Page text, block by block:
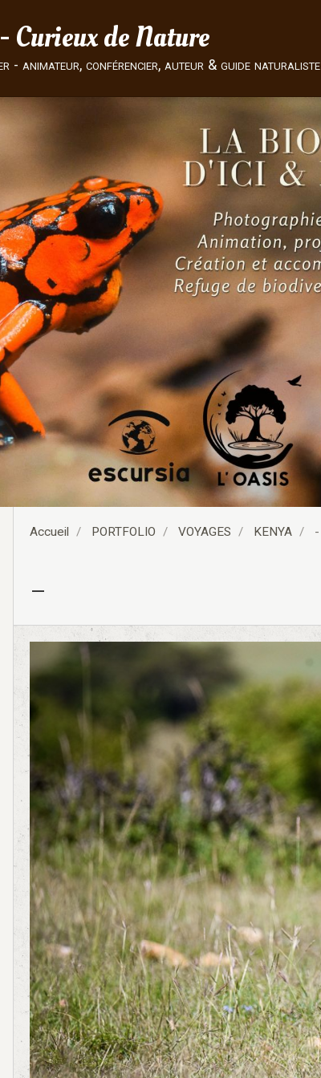
Curieux de Nature
- animateur, conférencier, auteur & guide naturaliste
Accueil PORTFOLIO VOYAGES KENYA -
-